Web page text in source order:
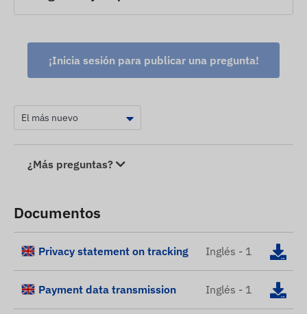
¡Inicia sesión para publicar una pregunta!
¿Más preguntas?
Documentos
Privacy statement on tracking Inglés - 1
Payment data transmission Inglés - 1